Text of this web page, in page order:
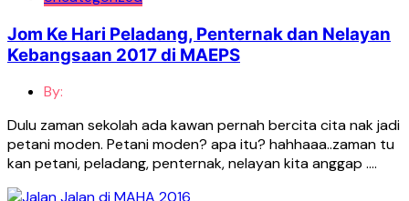
Jom Ke Hari Peladang, Penternak dan Nelayan
Kebangsaan 2017 di MAEPS
By:
Dulu zaman sekolah ada kawan pernah bercita cita nak jadi
petani moden. Petani moden? apa itu? hahhaaa..zaman tu
kan petani, peladang, penternak, nelayan kita anggap ….